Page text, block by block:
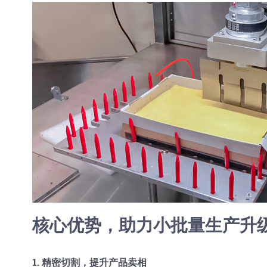
核心优势，助力小批量生产升
1. 精密切割，提升产品卖相